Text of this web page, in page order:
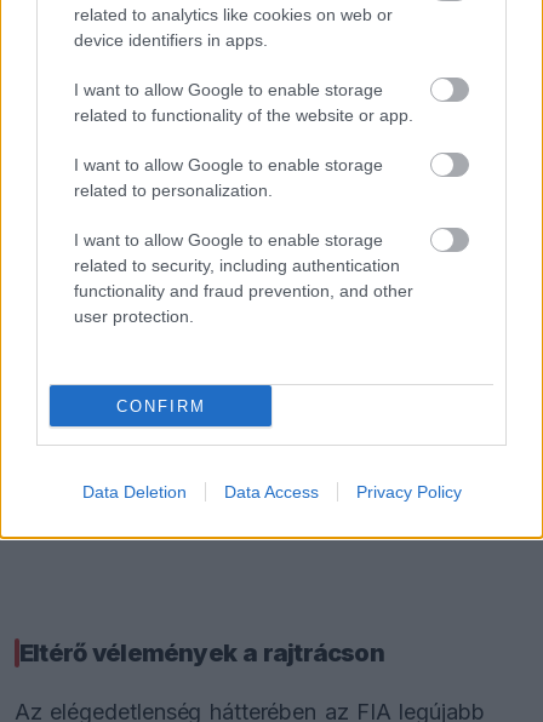
related to analytics like cookies on web or
device identifiers in apps.
I want to allow Google to enable storage
related to functionality of the website or app.
I want to allow Google to enable storage
related to personalization.
I want to allow Google to enable storage
related to security, including authentication
functionality and fraud prevention, and other
user protection.
CONFIRM
Data Deletion Data Access Privacy Policy
Eltérő vélemények a rajtrácson
Az elégedetlenség hátterében az FIA legújabb